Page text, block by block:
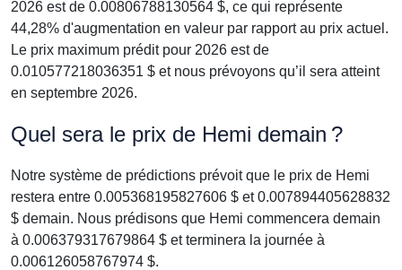
2026 est de 0.00806788130564 $, ce qui représente
44,28% d'augmentation en valeur par rapport au prix actuel.
Le prix maximum prédit pour 2026 est de
0.010577218036351 $ et nous prévoyons qu’il sera atteint
en septembre 2026.
Quel sera le prix de Hemi demain ?
Notre système de prédictions prévoit que le prix de Hemi
restera entre 0.005368195827606 $ et 0.007894405628832
$ demain. Nous prédisons que Hemi commencera demain
à 0.006379317679864 $ et terminera la journée à
0.006126058767974 $.